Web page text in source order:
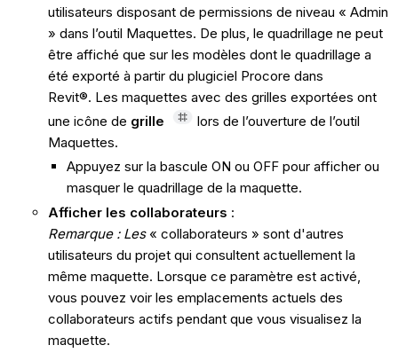
utilisateurs disposant de permissions de niveau « Admin
» dans l’outil Maquettes. De plus, le quadrillage ne peut
être affiché que sur les modèles dont le quadrillage a
été exporté à partir du plugiciel Procore dans
Revit®. Les maquettes avec des grilles exportées ont
une icône de grille
lors de l’ouverture de l’outil
Maquettes.
Appuyez sur la bascule ON ou OFF pour afficher ou
masquer le quadrillage de la maquette.
Afficher les collaborateurs :
Remarque : Les« collaborateurs » sont d'autres
utilisateurs du projet qui consultent actuellement la
même maquette. Lorsque ce paramètre est activé,
vous pouvez voir les emplacements actuels des
collaborateurs actifs pendant que vous visualisez la
maquette.